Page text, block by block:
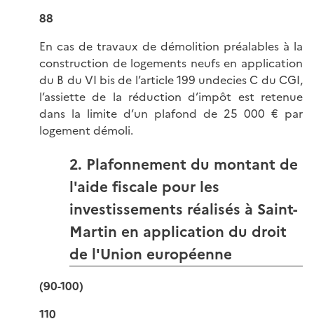
88
En cas de travaux de démolition préalables à la
construction de logements neufs en application
du B du VI bis de l’article 199 undecies C du CGI,
l’assiette de la réduction d’impôt est retenue
dans la limite d’un plafond de 25 000 € par
logement démoli.
2. Plafonnement du montant de
l'aide fiscale pour les
investissements réalisés à Saint-
Martin en application du droit
de l'Union européenne
(90-100)
110